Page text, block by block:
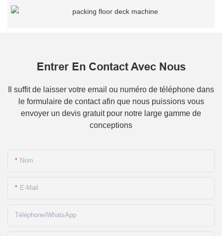
Entrer En Contact Avec Nous
Il suffit de laisser votre email ou numéro de téléphone dans
le formulaire de contact afin que nous puissions vous
envoyer un devis gratuit pour notre large gamme de
conceptions
Nom
E-Mail
Téléphone/WhatsApp